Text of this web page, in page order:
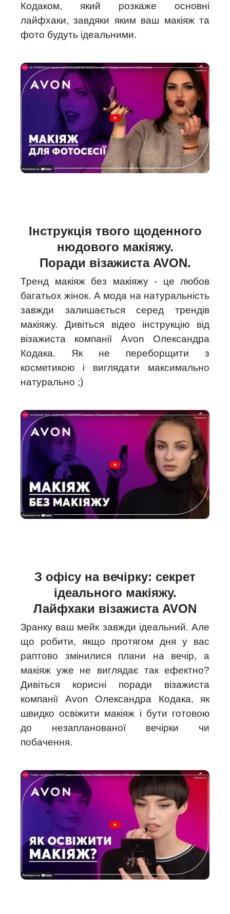
Кодаком, який розкаже основні
лайфхаки, завдяки яким ваш макіяж та
фото будуть ідеальними.
Інструкція твого щоденного
нюдового макіяжу.
Поради візажиста AVON.
Тренд макіяж без макіяжу - це любов
багатьох жінок. А мода на натуральність
завжди залишається серед трендів
макіяжу. Дивіться відео інструкцію від
візажиста компанії Avon Олександра
Кодака. Як не переборщити з
косметикою і виглядати максимально
натурально ;)
З офісу на вечірку: секрет
ідеального макіяжу.
Лайфхаки візажиста AVON
Зранку ваш мейк завжди ідеальний. Але
що робити, якщо протягом дня у вас
раптово змінилися плани на вечір, а
макіяж уже не виглядає так ефектно?
Дивіться корисні поради візажиста
компанії Avon Олександра Кодака, як
швидко освіжити макіяж і бути готовою
до незапланованої вечірки чи
побачення.